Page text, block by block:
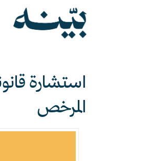
استشارة
المرخص